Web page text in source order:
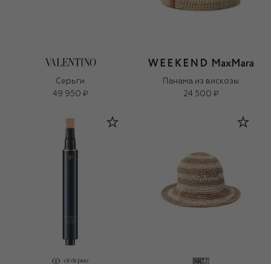
Серьги
49 950 ₽
Панама из вискозы
24 500 ₽